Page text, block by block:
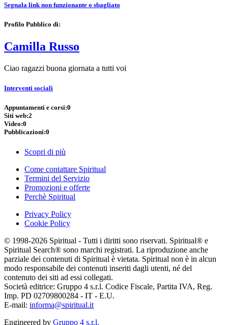
Segnala link non funzionante o sbagliato
Profilo Pubblico di:
Camilla Russo
Ciao ragazzi buona giornata a tutti voi
Interventi sociali
Appuntamenti e corsi:0
Siti web:2
Video:0
Pubblicazioni:0
Scopri di più
Come contattare Spiritual
Termini del Servizio
Promozioni e offerte
Perchè Spiritual
Privacy Policy
Cookie Policy
© 1998-2026 Spiritual - Tutti i diritti sono riservati. Spiritual® e
Spiritual Search® sono marchi registrati. La riproduzione anche
parziale dei contenuti di Spiritual è vietata. Spiritual non è in alcun
modo responsabile dei contenuti inseriti dagli utenti, né del
contenuto dei siti ad essi collegati.
Società editrice: Gruppo 4 s.r.l. Codice Fiscale, Partita IVA, Reg.
Imp. PD 02709800284 - IT - E.U.
E-mail: informa@spiritual.it
Engineered by Gruppo 4 s.r.l.